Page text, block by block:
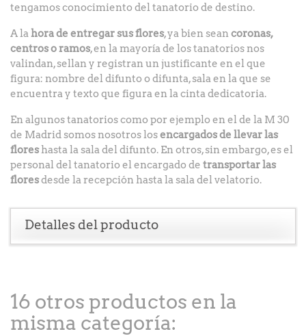
tengamos conocimiento del tanatorio de destino.
A lahora de entregar sus flores, ya bien seancoronas,
centros o ramos, en la mayoría de los tanatorios nos
valindan, sellan y registran un justificante en el que
figura: nombre del difunto o difunta, sala en la que se
encuentra y texto que figura en la cinta dedicatoria.
En algunos tanatorios como por ejemplo en el de la M 30
de Madrid somos nosotros losencargados de llevar las
floreshasta la sala del difunto. En otros, sin embargo, es el
personal del tanatorio el encargado de transportar las
floresdesde la recepción hasta la sala del velatorio.
Detalles del producto
16 otros productos en la
misma categoría: